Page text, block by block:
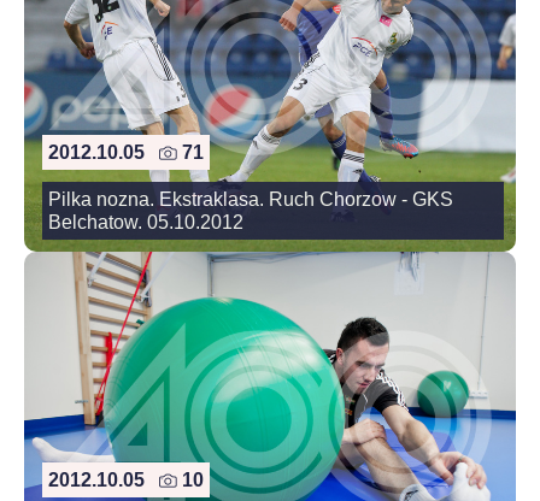
2012.10.05 71
Pilka nozna. Ekstraklasa. Ruch Chorzow - GKS
Belchatow. 05.10.2012
2012.10.05 10